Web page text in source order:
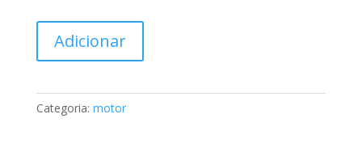
Falange
classe
Adicionar
Categoria: motor